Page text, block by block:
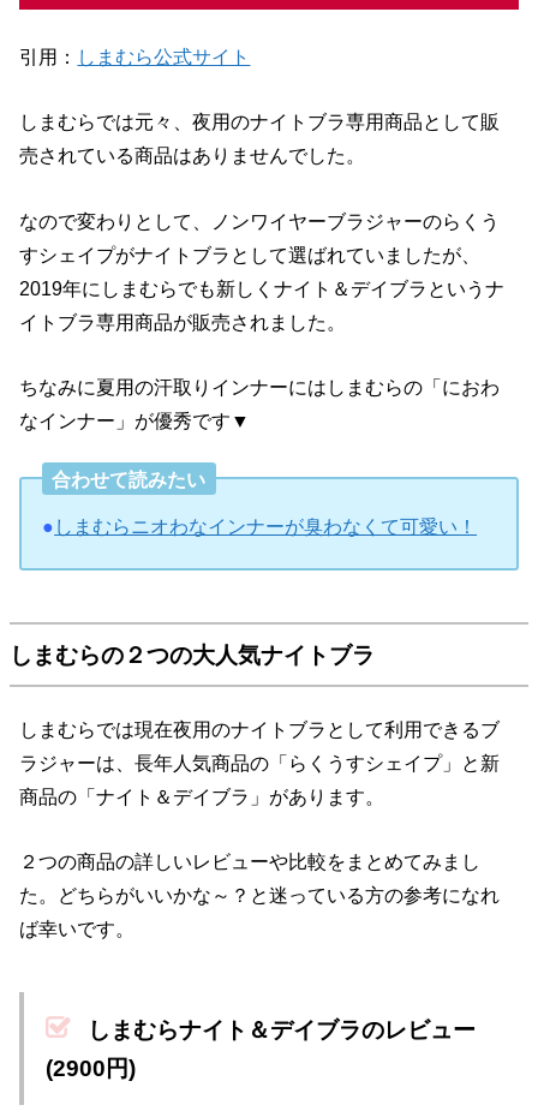
引用： しまむら公式サイト
しまむらでは元々、夜用のナイトブラ専用商品として販
売されている商品はありませんでした。
なので変わりとして、ノンワイヤーブラジャーのらくう
すシェイプがナイトブラとして選ばれていましたが、
2019年にしまむらでも新しくナイト＆デイブラというナ
イトブラ専用商品が販売されました。
ちなみに夏用の汗取りインナーにはしまむらの「におわ
なインナー」が優秀です▼
合わせて読みたい
● しまむらニオわなインナーが臭わなくて可愛い！
しまむらの２つの大人気ナイトブラ
しまむらでは現在夜用のナイトブラとして利用できるブ
ラジャーは、長年人気商品の「らくうすシェイプ」と新
商品の「ナイト＆デイブラ」があります。
２つの商品の詳しいレビューや比較をまとめてみまし
た。どちらがいいかな～？と迷っている方の参考になれ
ば幸いです。
しまむらナイト＆デイブラのレビュー
(2900円)